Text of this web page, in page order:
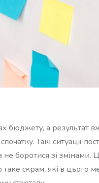
бюджету, а результат
Такі ситуації
не боротися зі змінами.
скрам, які в цього